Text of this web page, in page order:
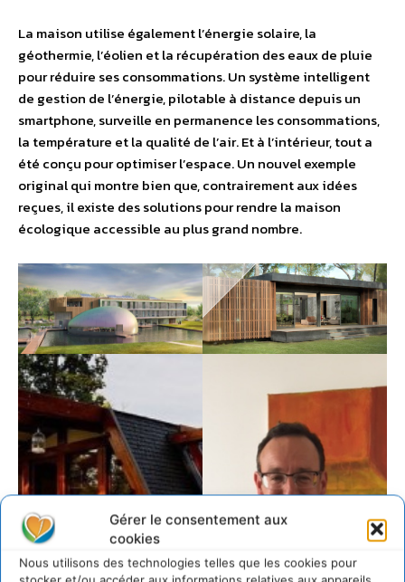
Gérer le consentement aux
cookies
Nous utilisons des technologies telles que les cookies pour
La maison utilise également l’énergie solaire, la
géothermie, l’éolien et la récupération des eaux de pluie
pour réduire ses consommations. Un système intelligent
de gestion de l’énergie, pilotable à distance depuis un
smartphone, surveille en permanence les consommations,
la température et la qualité de l’air. Et à l’intérieur, tout a
été conçu pour optimiser l’espace. Un nouvel exemple
original qui montre bien que, contrairement aux idées
reçues, il existe des solutions pour rendre la maison
écologique accessible au plus grand nombre.